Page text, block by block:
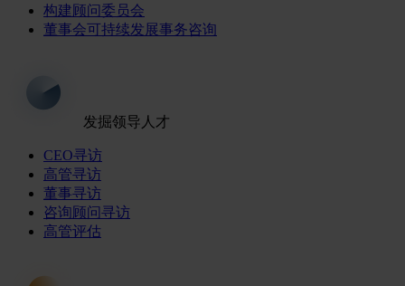
构建顾问委员会
董事会可持续发展事务咨询
发掘领导人才
CEO寻访
高管寻访
董事寻访
咨询顾问寻访
高管评估